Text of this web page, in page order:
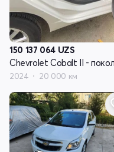
150 137 064 UZS
2024 20 000 км